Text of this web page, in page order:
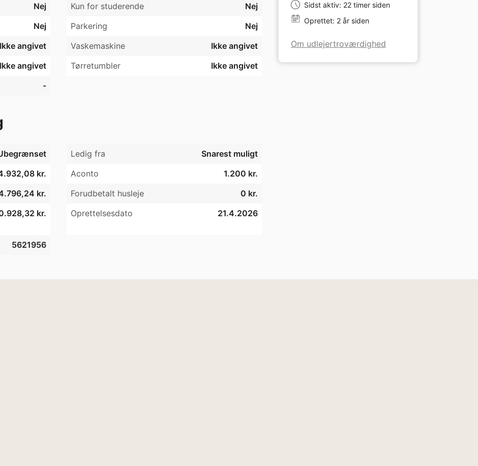
Nej Kun for studerende
Nej
Nej Parkering
Nej
Ikke angivet Vaskemaskine
Ikke angivet
Ikke angivet Tørretumbler
Ikke angivet
-
Ledig fra
Snarest muligt
kr. Aconto
1.200 kr.
kr. Forudbetalt husleje
0 kr.
kr.
Oprettelsesdato 21.4.2026
5621956
Sidst aktiv: 22 timer siden
Oprettet: 2 år siden
Om udlejertroværdighed